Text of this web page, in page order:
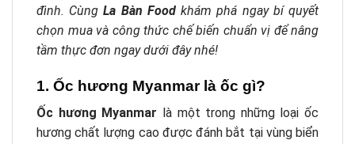
đình. CùngLa Bàn Foodkhám phá ngay bí quyết
chọn mua và công thức chế biến chuẩn vị để nâng
tầm thực đơn ngay dưới đây nhé!
1. Ốc hương Myanmar là ốc gì?
Ốc hương Myanmar là một trong những loại ốc
hương chất lượng cao được đánh bắt tại vùng biển